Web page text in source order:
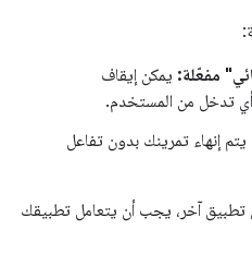
مفعّلة: يمكن إيقاف
أي تدخل من المستخدم.
يتم إنهاء تمرينك بدون تفاعل
تطبيق آخر، يجب أن يتعامل تطبيقك